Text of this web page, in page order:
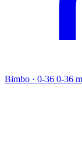
Bimbo · 0-36 0-36